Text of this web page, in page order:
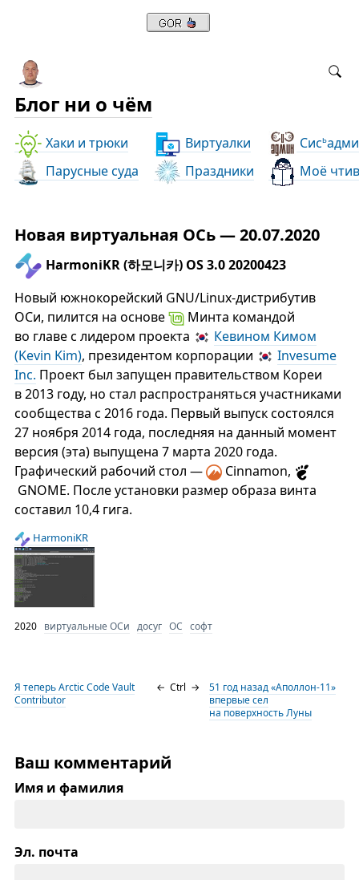
Блог ни о чём
Хаки и трюки Виртуалки Сись
Парусные суда
Праздники Моё
Новая виртуальная ОСь — 20.07.2020
HarmoniKR (하모니카) OS 3.0 20200423
Новый южнокорейский GNU/Linux-дистрибутив
ОСи, пилится на основе
Минта командой
во главе с лидером проекта
Кевином Кимом
(Kevin Kim), президентом корпорации
Invesume
Inc. Проект был запущен правительством Кореи
в 2013 году, но стал распространяться участниками
сообщества с 2016 года. Первый выпуск состоялся
27 ноября 2014 года, последняя на данный момент
версия (эта) выпущена 7 марта 2020 года.
Графический рабочий стол —
Cinnamon,
GNOME. После установки размер образа винта
составил 10,4 гига.
HarmoniKR
2020 виртуальные ОСи досуг ОС софт
Я теперь Arctic Code Vault
Contributor
← Ctrl →
51 год назад «Аполлон-11»
впервые сел
на поверхность Луны
Ваш комментарий
Имя и фамилия
Эл. почта